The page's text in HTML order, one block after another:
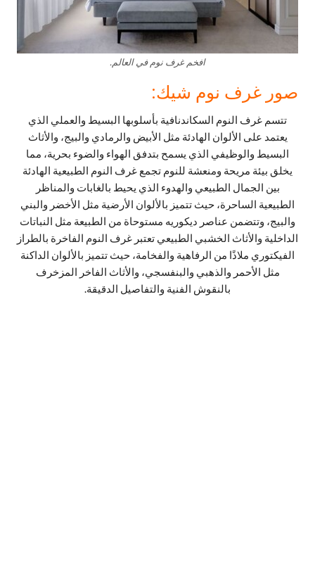
افخم غرف نوم في العالم.
صور غرف نوم شيك:
تتسم غرف النوم السكاندنافية بأسلوبها البسيط والعملي الذي
يعتمد على الألوان الهادئة مثل الأبيض والرمادي والبيج، والأثاث
البسيط والوظيفي الذي يسمح بتدفق الهواء والضوء بحرية، مما
يخلق بيئة مريحة ومنعشة للنوم تجمع غرف النوم الطبيعية الهادئة
بين الجمال الطبيعي والهدوء الذي يحيط بالغابات والمناظر
الطبيعية الساحرة، حيث تتميز بالألوان الأرضية مثل الأخضر والبني
والبيج، وتتضمن عناصر ديكوريه مستوحاة من الطبيعة مثل النباتات
الداخلية والأثاث الخشبي الطبيعي تعتبر غرف النوم الفاخرة بالطراز
الفيكتوري ملاذًا من الرفاهية والفخامة، حيث تتميز بالألوان الداكنة
مثل الأحمر والذهبي والبنفسجي، والأثاث الفاخر المزخرف
بالنقوش الفنية والتفاصيل الدقيقة.